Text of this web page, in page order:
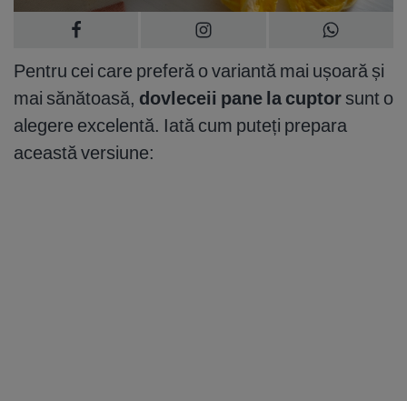
Pentru cei care preferă o variantă mai ușoară și
mai sănătoasă, dovleceii pane la cuptor sunt o
alegere excelentă. Iată cum puteți prepara
această versiune: